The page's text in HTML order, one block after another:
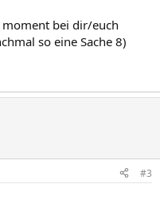
bei dir/euch
so eine Sache 8)
#3